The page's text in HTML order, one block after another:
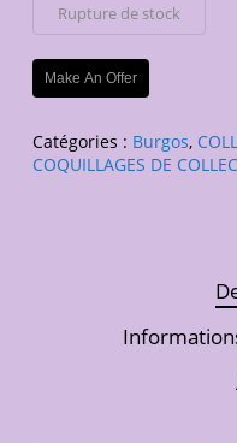
Rupture de stock
Make An Offer
Catégories : Burgos,
COQUILLAGES DE